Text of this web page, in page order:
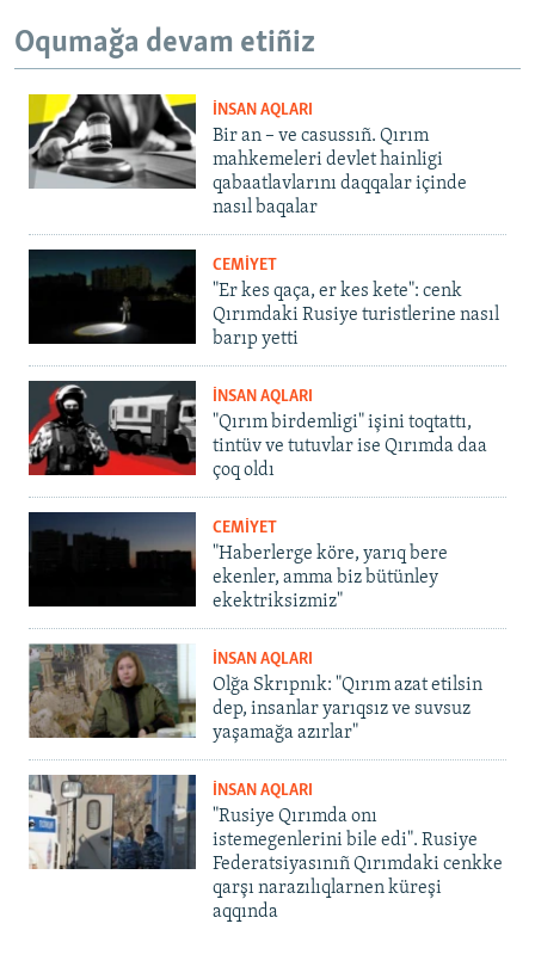
Oqumağa devam etiñiz
İNSAN AQLARI
Bir an – ve casussıñ. Qırım
mahkemeleri devlet hainligi
qabaatlavlarını daqqalar içinde
nasıl baqalar
CEMİYET
"Er kes qaça, er kes kete": cenk
Qırımdaki Rusiye turistlerine nasıl
barıp yetti
İNSAN AQLARI
"Qırım birdemligi" işini toqtattı,
tintüv ve tutuvlar ise Qırımda daa
çoq oldı
CEMİYET
"Haberlerge köre, yarıq bere
ekenler, amma biz bütünley
ekektriksizmiz"
İNSAN AQLARI
Olğa Skrıpnık: "Qırım azat etilsin
dep, insanlar yarıqsız ve suvsuz
yaşamağa azırlar"
İNSAN AQLARI
"Rusiye Qırımda onı
istemegenlerini bile edi". Rusiye
Federatsiyasınıñ Qırımdaki cenkke
qarşı narazılıqlarnen küreşi
aqqında